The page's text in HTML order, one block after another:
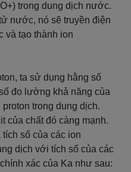
trong dung dịch nước.
nước, nó sẽ truyền điện
và tạo thành ion
ta sử dụng hằng số
đo lường khả năng của
trong dung dịch.
của chất đó càng mạnh.
số của các ion
dịch với tích số của các
xác của Ka như sau: